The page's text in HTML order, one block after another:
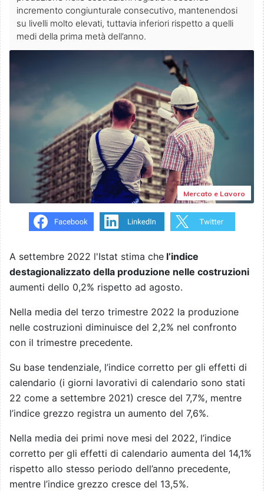
incremento congiunturale consecutivo, mantenendosi
su livelli molto elevati, tuttavia inferiori rispetto a quelli
medi della prima metà dell’anno.
Mercato e Lavoro
A settembre 2022 l'Istat stima che l’indice
destagionalizzato della produzione nelle costruzioni
aumenti dello 0,2% rispetto ad agosto.
Nella media del terzo trimestre 2022 la produzione
nelle costruzioni diminuisce del 2,2% nel confronto
con il trimestre precedente.
Su base tendenziale, l’indice corretto per gli effetti di
calendario (i giorni lavorativi di calendario sono stati
22 come a settembre 2021) cresce del 7,7%, mentre
l’indice grezzo registra un aumento del 7,6%.
Nella media dei primi nove mesi del 2022, l’indice
corretto per gli effetti di calendario aumenta del 14,1%
rispetto allo stesso periodo dell’anno precedente,
mentre l’indice grezzo cresce del 13,5%.